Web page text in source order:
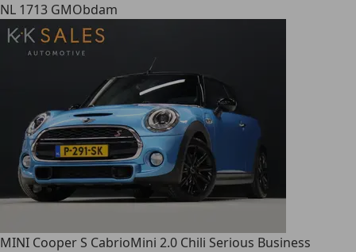
NL 1713 GMObdam
MINI Cooper S CabrioMini 2.0 Chili Serious Business